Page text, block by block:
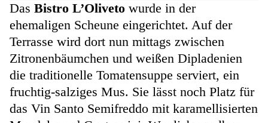
Das Bistro L’Oliveto wurde in der
ehemaligen Scheune eingerichtet. Auf der
Terrasse wird dort nun mittags zwischen
Zitronenbäumchen und weißen Dipladenien
die traditionelle Tomatensuppe serviert, ein
fruchtig-salziges Mus. Sie lässt noch Platz für
das Vin Santo Semifreddo mit karamellisierten